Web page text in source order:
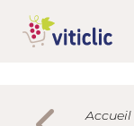
contenu
Accueil